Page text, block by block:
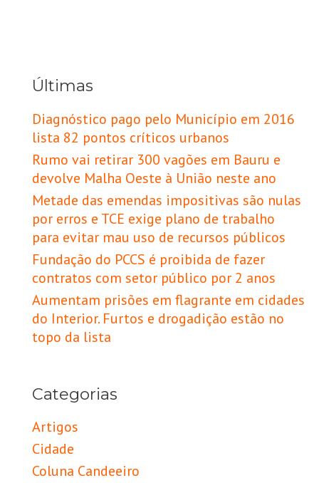
Últimas
Diagnóstico pago pelo Município em 2016
lista 82 pontos críticos urbanos
Rumo vai retirar 300 vagões em Bauru e
devolve Malha Oeste à União neste ano
Metade das emendas impositivas são nulas
por erros e TCE exige plano de trabalho
para evitar mau uso de recursos públicos
Fundação do PCCS é proibida de fazer
contratos com setor público por 2 anos
Aumentam prisões em flagrante em cidades
do Interior. Furtos e drogadição estão no
topo da lista
Categorias
Artigos
Cidade
Coluna Candeeiro